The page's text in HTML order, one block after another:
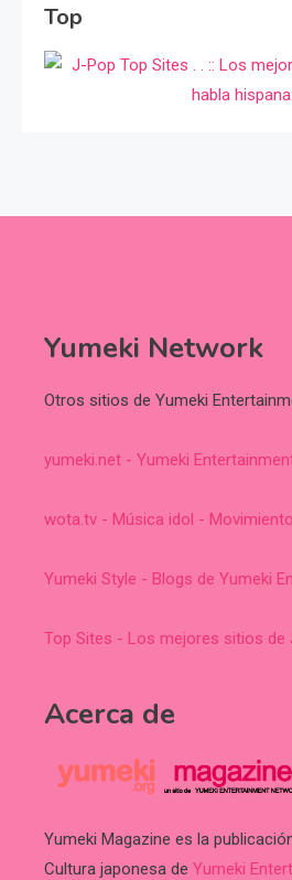
Top
Yumeki Network
Otros sitios de Yumeki
yumeki.net - Yumeki
wota.tv - Música idol -
Yumeki Style - Blogs de Yumeki
Top Sites - Los mejores sitios de
Acerca de
Yumeki Magazine es la
Cultura japonesa de Yumeki